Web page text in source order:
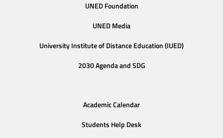
UNED Foundation
UNED Media
University Institute of Distance Education (IUED)
2030 Agenda and SDG
Academic Calendar
Students Help Desk